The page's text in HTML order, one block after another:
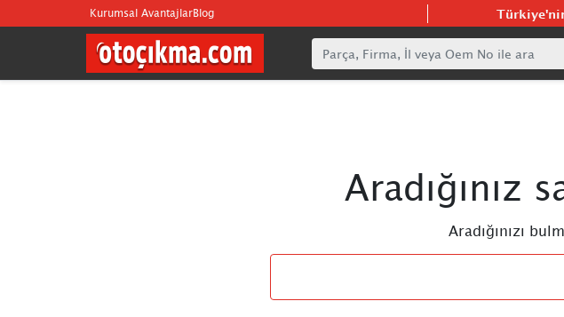
Kurumsal AvantajlarBlog
Aradığınız
Aradığınızı